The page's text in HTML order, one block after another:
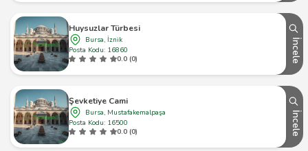
Huysuzlar Türbesi
Bursa, İznik
Posta Kodu: 16860
0.0 (0)
İncele
Şevketiye Cami
Bursa, Mustafakemalpaşa
Posta Kodu: 16500
0.0 (0)
İncele